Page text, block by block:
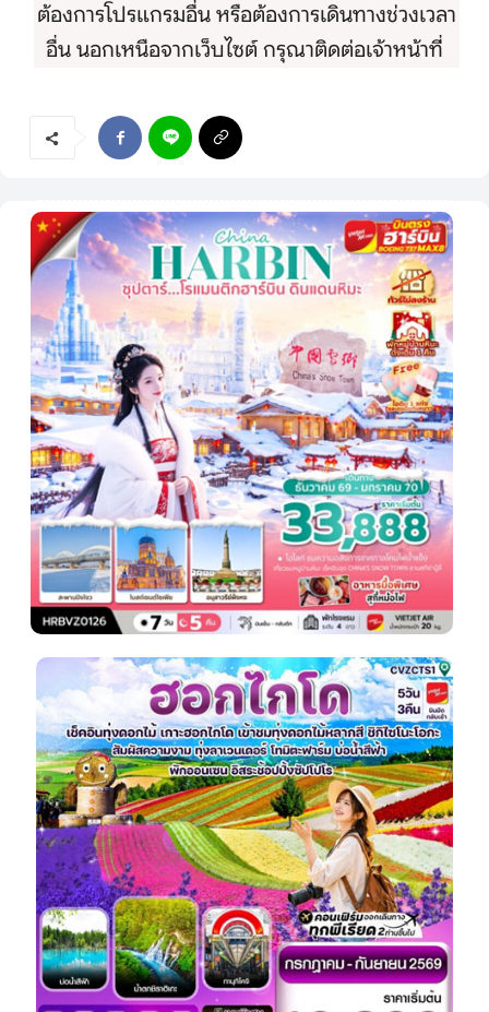
ต้องการโปรแกรมอื่น หรือต้องการเดินทางช่วงเวลา
อื่น นอกเหนือจากเว็บไซต์ กรุณาติดต่อเจ้าหน้าที่